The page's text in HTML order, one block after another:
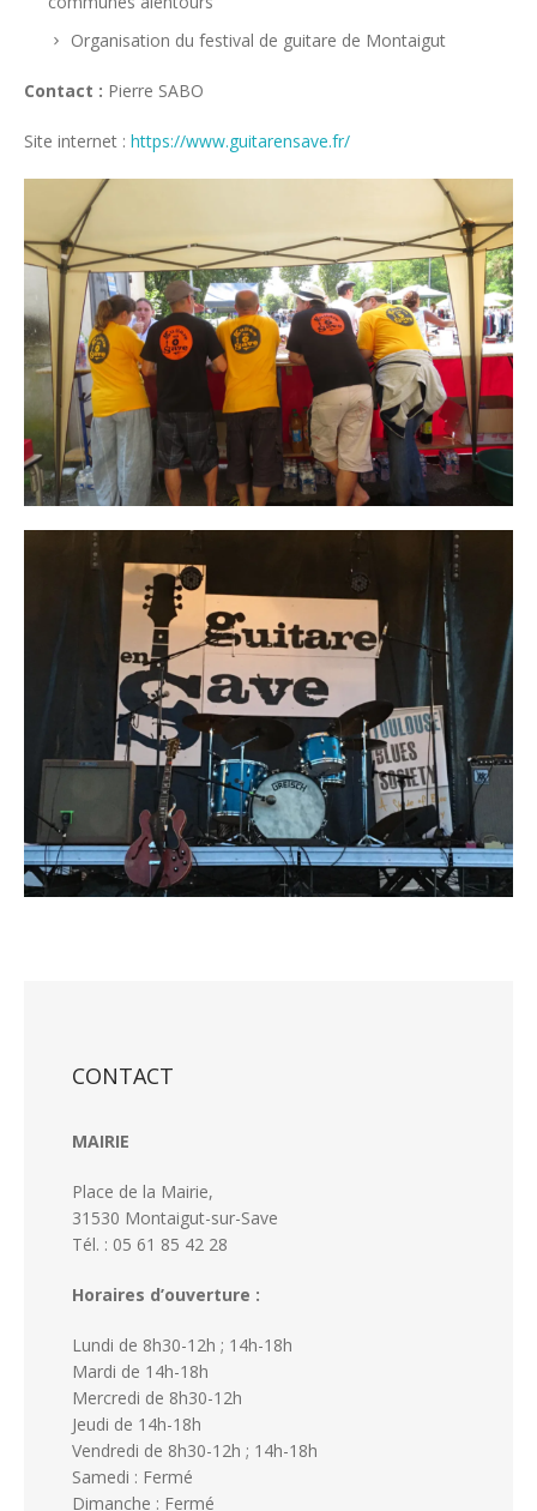
Organisation du festival de guitare de Montaigut
Contact : Pierre SABO
Site internet : https://www.guitarensave.fr/
CONTACT
MAIRIE
Place de la Mairie,
31530 Montaigut-sur-Save
Tél. : 05 61 85 42 28
Horaires d’ouverture :
Lundi de 8h30-12h ; 14h-18h
Mardi de 14h-18h
Mercredi de 8h30-12h
Jeudi de 14h-18h
Vendredi de 8h30-12h ; 14h-18h
Samedi : Fermé
Dimanche : Fermé